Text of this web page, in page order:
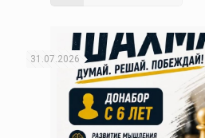
31.07.2026